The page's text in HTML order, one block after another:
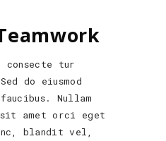
consecte tur
do eiusmod
Nullam
amet orci eget
blandit vel,